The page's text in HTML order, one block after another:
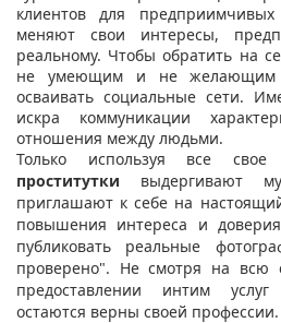
клиентов для
меняют свои интересы,
реальному. Чтобы обратить на
не умеющим и не желающим
осваивать социальные сети.
искра коммуникации
отношения между людьми.
Только используя все
проститутки выдергивают
приглашают к себе на
повышения интереса и
публиковать реальные
проверено". Не смотря на всю
предоставлении интим услуг
остаются верны своей профессии.